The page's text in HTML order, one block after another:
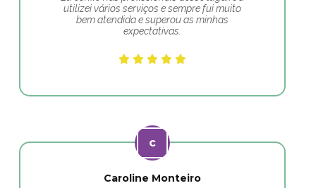
utilizei vários serviços e sempre fui muito
bem atendida e superou as minhas
expectativas.
Caroline Monteiro